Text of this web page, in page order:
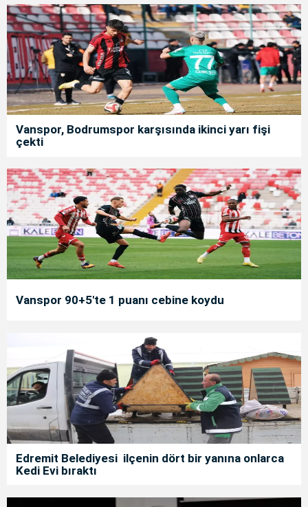
Vanspor, Bodrumspor karşısında ikinci yarı fişi
çekti
Vanspor 90+5'te 1 puanı cebine koydu
Edremit Belediyesi ilçenin dört bir yanına onlarca
Kedi Evi bıraktı